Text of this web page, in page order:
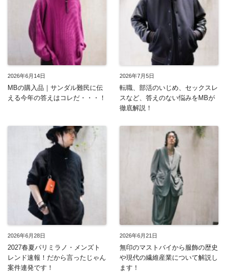
2026年6月14日
MBの購入品｜サンダル難民に伝
える今年の答えはコレだ・・・！
2026年7月5日
転職、部活のいじめ、セックスレ
スなど、答えのない悩みをMBが
徹底解説！
2026年6月28日
2027春夏パリミラノ・メンズト
レンド速報！だから言ったじゃん
案件連発です！
2026年6月21日
無印のマストバイから服飾の歴史
や現代の繊維産業について解説し
ます！